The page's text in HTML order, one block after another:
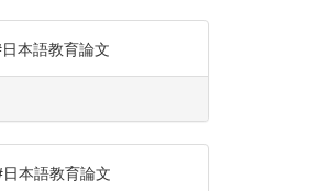
本語教育論文
本語教育論文